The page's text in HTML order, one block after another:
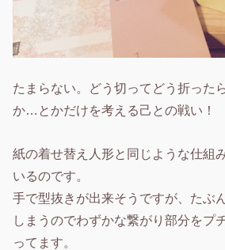
たまらない。どう切ってどう折った
か…とかだけを考える己との戦い！
紙の着せ替え人形と同じような仕組
いるのです。
手で型抜きが出来そうですが、たぶ
しまうのでわずかな繋がり部分をプ
ってます。